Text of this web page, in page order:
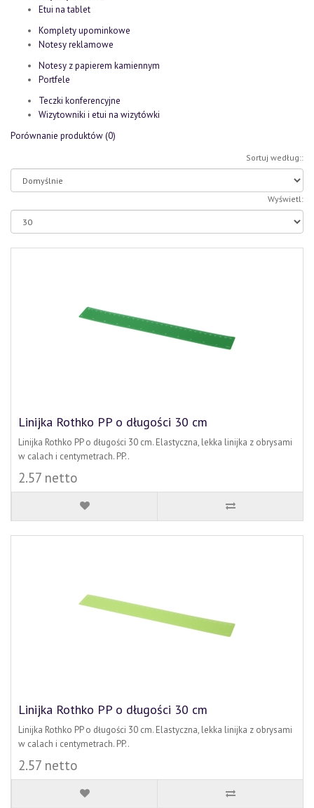
Etui na tablet
Komplety upominkowe
Notesy reklamowe
Notesy z papierem kamiennym
Portfele
Teczki konferencyjne
Wizytowniki i etui na wizytówki
Porównanie produktów (0)
Sortuj według::
Wyświetl:
Linijka Rothko PP o długości 30 cm
Linijka Rothko PP o długości 30 cm. Elastyczna, lekka linijka z obrysami
w calach i centymetrach. PP..
2.57 netto
Linijka Rothko PP o długości 30 cm
Linijka Rothko PP o długości 30 cm. Elastyczna, lekka linijka z obrysami
w calach i centymetrach. PP..
2.57 netto